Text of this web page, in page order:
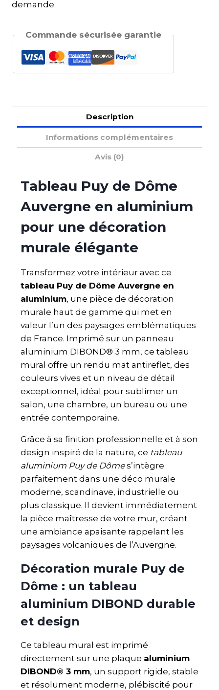
demande
Commande sécurisée garantie
Description
Informations complémentaires
Avis (0)
Tableau Puy de Dôme
Auvergne en aluminium
pour une décoration
murale élégante
Transformez votre intérieur avec ce
tableau Puy de Dôme Auvergne en
aluminium, une pièce de décoration
murale haut de gamme qui met en
valeur l’un des paysages emblématiques
de France. Imprimé sur un panneau
aluminium DIBOND® 3 mm, ce tableau
mural offre un rendu mat antireflet, des
couleurs vives et un niveau de détail
exceptionnel, idéal pour sublimer un
salon, une chambre, un bureau ou une
entrée contemporaine.
Grâce à sa finition professionnelle et à son
design inspiré de la nature, ce tableau
aluminium Puy de Dômes’intègre
parfaitement dans une déco murale
moderne, scandinave, industrielle ou
plus classique. Il devient immédiatement
la pièce maîtresse de votre mur, créant
une ambiance apaisante rappelant les
paysages volcaniques de l’Auvergne.
Décoration murale Puy de
Dôme : un tableau
aluminium DIBOND durable
et design
Ce tableau mural est imprimé
directement sur une plaque aluminium
DIBOND® 3 mm, un support rigide, stable
et résolument moderne, plébiscité pour